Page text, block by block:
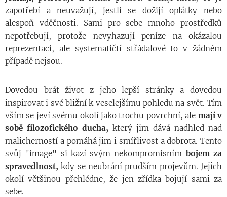
zapotřebí a neuvažují, jestli se dožijí oplátky nebo
alespoň vděčnosti. Sami pro sebe mnoho prostředků
nepotřebují, protože nevyhazují peníze na okázalou
reprezentaci, ale systematičtí střádalové to v žádném
případě nejsou.
Dovedou brát život z jeho lepší stránky a dovedou
inspirovat i své bližní k veselejšímu pohledu na svět. Tím
vším se jeví svému okolí jako trochu povrchní, ale mají v
sobě filozofického ducha, který jim dává nadhled nad
malicherností a pomáhá jim i smířlivost a dobrota. Tento
svůj "image" si kazí svým nekompromisním bojem za
spravedlnost,kdy se neubrání prudším projevům. Jejich
okolí většinou přehlédne, že jen zřídka bojují sami za
sebe.